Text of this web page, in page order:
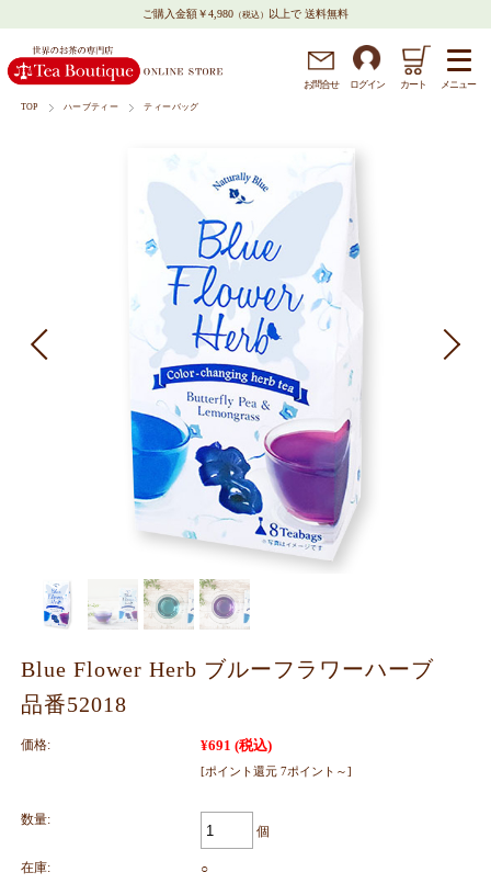
ご購入金額￥4,980 （税込） 以上で 送料無料
お問合せ ログイン カート メニュー
TOP ハーブティー ティーバッグ
Blue Flower Herb ブルーフラワーハーブ
品番52018
価格: ¥691 (税込)
[ポイント還元 7ポイント～]
数量:
個
在庫: ○